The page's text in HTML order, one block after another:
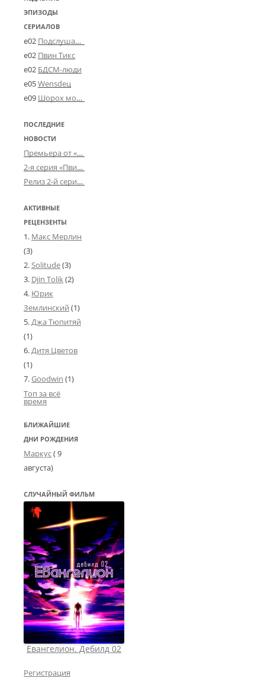
ЭПИЗОДЫ
СЕРИАЛОВ
e02 Подслушано в Угличе
e02 Пвин Тикс
e02 БДСМ-люди
e05Wensdeц
e09 Шорох мозговины
ПОСЛЕДНИЕ
НОВОСТИ
Премьера от «Усталого королевства»: «Игорь начал»
2-я серия «Пвин Тикса» от 2-D
Релиз 2-й серии «БДСМ-людей» от «Аркада Фильм»
АКТИВНЫЕ
РЕЦЕНЗЕНТЫ
Макс Мерлин
(3)
Solitude(3)
Djin Tolik(2)
Юрик
Землинский (1)
Джа Тюпитяй
(1)
Дитя Цветов
(1)
Goodwin (1)
Топ за всё
время
БЛИЖАЙШИЕ
ДНИ РОЖДЕНИЯ
Маркус( 9
августа)
СЛУЧАЙНЫЙ ФИЛЬМ
Евангелион. Дебилд 02
Регистрация